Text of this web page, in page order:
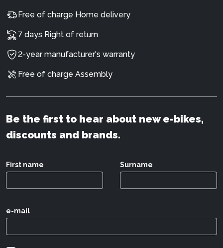
Free of charge Home delivery
7 days Right of return
2-year manufacturer's warranty
Free of charge Assembly
Be the first to hear about new e-bikes,
discounts and brands.
First name Surname
e-mail